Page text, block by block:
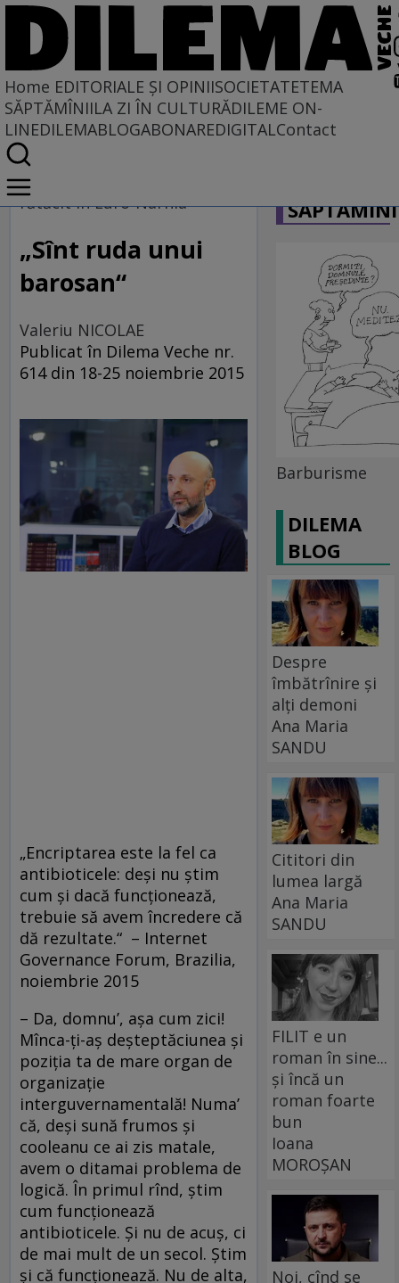
Home EDITORIALE ȘI OPINIISOCIETATETEMA
SĂPTĂMÎNIILA ZI ÎN CULTURĂDILEME ON-
LINEDILEMABLOGABONAREDIGITALContact
Home
EDITORIALE ȘI OPINII
rătăcit în Euro-Narnia
„Sînt ruda unui
barosan“
Valeriu NICOLAE
Publicat în Dilema Veche nr.
614 din 18-25 noiembrie 2015
„Encriptarea este la fel ca
antibioticele: deşi nu ştim
cum şi dacă funcţionează,
trebuie să avem încredere că
dă rezultate.“ – Internet
Governance Forum, Brazilia,
noiembrie 2015
– Da, domnu’, aşa cum zici!
Mînca-ţi-aş deşteptăciunea şi
poziţia ta de mare organ de
organizaţie
interguvernamentală! Numa’
că, deşi sună frumos şi
cooleanu ce ai zis matale,
avem o ditamai problema de
logică. În primul rînd, ştim
cum funcţionează
antibioticele. Şi nu de acuş, ci
de mai mult de un secol. Ştim
şi că funcţionează. Nu de alta,
Barburisme
DILEMA
BLOG
Despre
îmbătrînire și
alți demoni
Ana Maria
SANDU
Cititori din
lumea largă
Ana Maria
SANDU
FILIT e un
roman în sine...
și încă un
roman foarte
bun
Ioana
MOROȘAN
Noi, cînd se